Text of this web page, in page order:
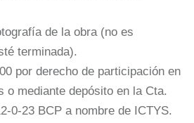
de la obra (no es
terminada).
por derecho de participación en
o mediante depósito en la Cta.
0-23 BCP a nombre de ICTYS.